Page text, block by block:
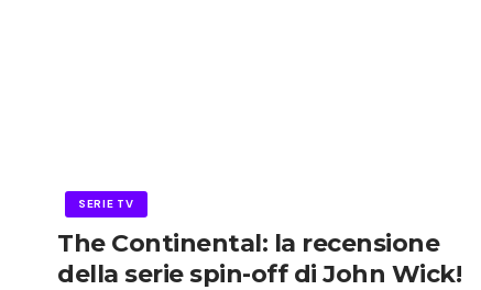
SERIE TV
The Continental: la recensione
della serie spin-off di John Wick!